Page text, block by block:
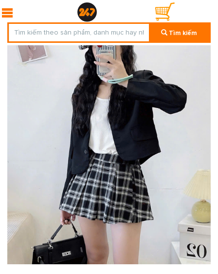
Tìm kiếm